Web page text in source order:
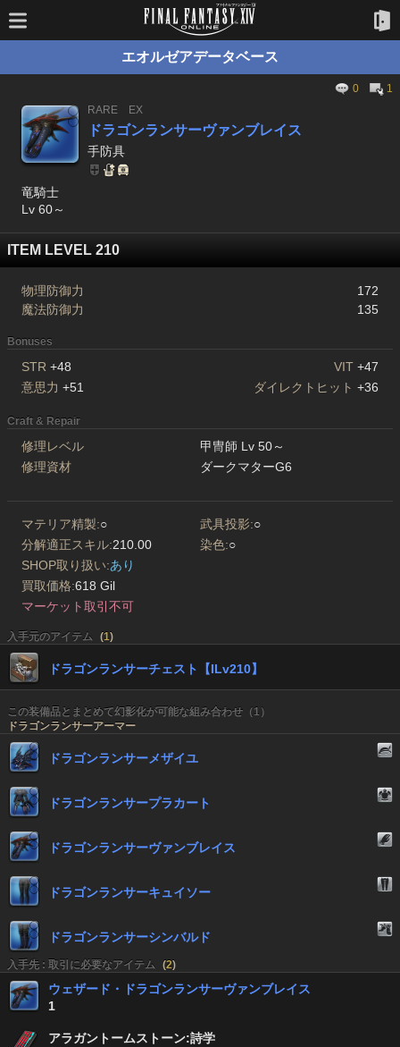
エオルゼアデータベース
0
1
RARE
EX
ドラゴンランサーヴァンブレイス
手防具
竜騎士
Lv 60～
ITEM LEVEL 210
物理防御力
172
魔法防御力
135
Bonuses
STR +48 VIT +47
意思力 +51 ダイレクトヒット +36
Craft & Repair
修理レベル
甲冑師 Lv 50～
修理資材
ダークマターG6
マテリア精製:○ 武具投影:○
分解適正スキル:210.00 染色:○
SHOP取り扱い:あり
買取価格:618 Gil
マーケット取引不可
入手元のアイテム (1)
ドラゴンランサーチェスト【ILv210】
この装備品とまとめて幻影化が可能な組み合わせ（1）
ドラゴンランサーアーマー
ドラゴンランサーメザイユ
ドラゴンランサープラカート
ドラゴンランサーヴァンブレイス
ドラゴンランサーキュイソー
ドラゴンランサーシンバルド
入手先 : 取引に必要なアイテム (2)
ウェザード・ドラゴンランサーヴァンブレイス
1
アラガントームストーン:詩学